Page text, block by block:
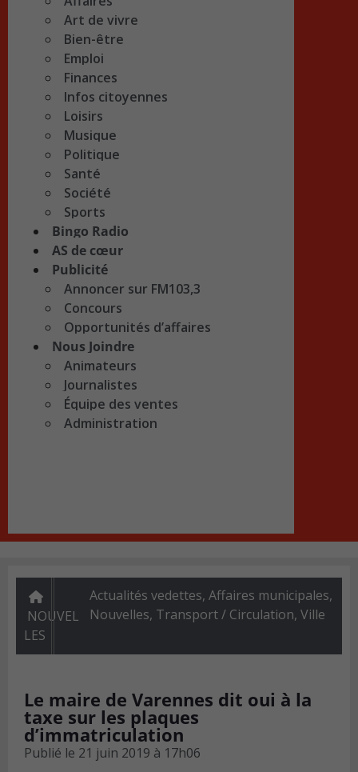
Art de vivre
Bien-être
Emploi
Finances
Infos citoyennes
Loisirs
Musique
Politique
Santé
Société
Sports
Bingo Radio
AS de cœur
Publicité
Annoncer sur FM103,3
Concours
Opportunités d’affaires
Nous Joindre
Animateurs
Journalistes
Équipe des ventes
Administration
NOUVEL
LES
Actualités vedettes,Affaires municipales,
Nouvelles, Transport / Circulation,Ville
Le maire de Varennes dit oui à la
taxe sur les plaques
d’immatriculation
Publié le 21 juin 2019 à 17h06